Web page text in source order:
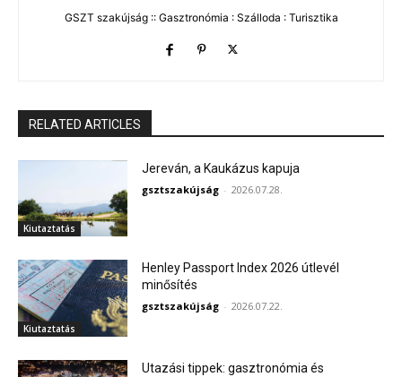
GSZT szakújság :: Gasztronómia : Szálloda : Turisztika
RELATED ARTICLES
Kiutaztatás
Jereván, a Kaukázus kapuja
gsztszakújság - 2026.07.28.
Kiutaztatás
Henley Passport Index 2026 útlevél
minősítés
gsztszakújság - 2026.07.22.
Utazási tippek: gasztronómia és